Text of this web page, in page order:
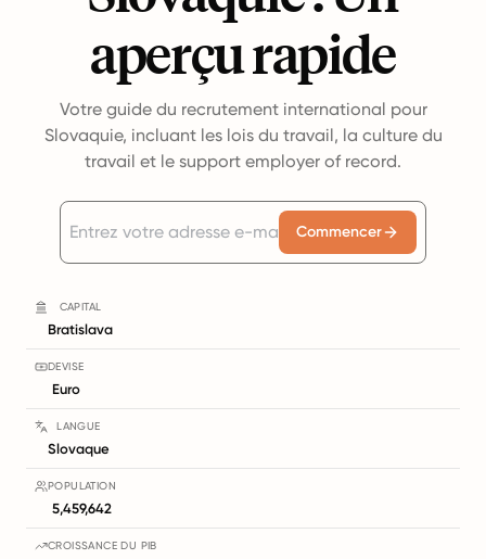
aperçu rapide
Votre guide du recrutement international pour
Slovaquie, incluant les lois du travail, la culture du
travail et le support employer of record.
Commencer
CAPITAL
Bratislava
DEVISE
Euro
LANGUE
Slovaque
POPULATION
5,459,642
CROISSANCE DU PIB